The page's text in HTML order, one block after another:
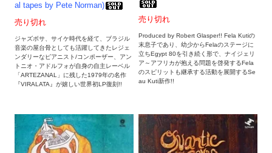
al tapes by Pete Norman)
売り切れ
ジャズボサ、サイケ時代を経て、ブラジル
音楽の屋台骨としても活躍してきたレジェ
ンダリーなピアニスト/コンポーザー、アン
トニオ・アドルフォが自身の自主レーベル
「ARTEZANAL」に残した1979年の名作
『VIRALATA』が嬉しい世界初LP復刻!!
売り切れ
Produced by Robert Glasper!! Fela Kutiの
末息子であり、幼少からFelaのステージに
立ちEgypt 80を引き続く形で、ナイジェリ
ア～アフリカが抱える問題を啓発するFela
のスピリットも継承する活動を展開するSe
au Kuti新作!!